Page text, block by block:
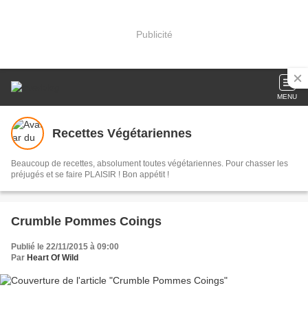
Publicité
MENU
Recettes Végétariennes
Beaucoup de recettes, absolument toutes végétariennes. Pour chasser les
préjugés et se faire PLAISIR ! Bon appétit !
Crumble Pommes Coings
Publié le 22/11/2015 à 09:00
Par Heart Of Wild